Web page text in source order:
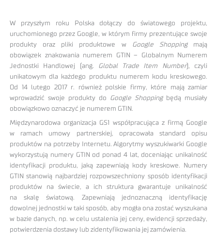
W przyszłym roku Polska dołączy do światowego projektu,
uruchomionego przez Google, w którym firmy prezentujące swoje
produkty oraz pliki produktowe w Google Shoppingmają
obowiązek znakowania numerem GTIN – Globalnym Numerem
Jednostki Handlowej (ang. Global Trade Item Number), czyli
unikatowym dla każdego produktu numerem kodu kreskowego.
Od 14 lutego 2017 r. również polskie firmy, które mają zamiar
wprowadzić swoje produkty do Google Shoppingbędą musiały
obowiązkowo oznaczyć je numerem GTIN.
Międzynarodowa organizacja GS1 współpracująca z firmą Google
w ramach umowy partnerskiej, opracowała standard opisu
produktów na potrzeby Internetu. Algorytmy wyszukiwarki Google
wykorzystują numery GTIN od ponad 4 lat, doceniając unikalność
identyfikacji produktu, jaką zapewniają kody kreskowe. Numery
GTIN stanowią najbardziej rozpowszechniony sposób identyfikacji
produktów na świecie, a ich struktura gwarantuje unikalność
na skalę światową. Zapewniają jednoznaczną identyfikację
dowolnej jednostki w taki sposób, aby mogła ona zostać wyszukana
w bazie danych, np. w celu ustalenia jej ceny, ewidencji sprzedaży,
potwierdzenia dostawy lub zidentyfikowania jej zamówienia.